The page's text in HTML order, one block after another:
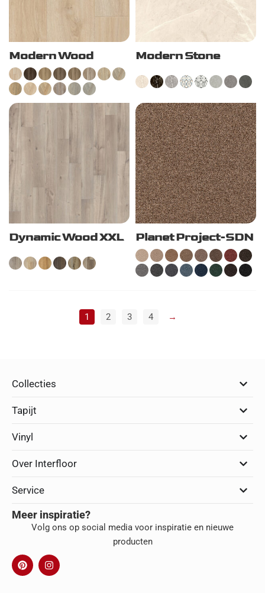
Modern Wood Modern Stone
Dynamic Wood XXL Planet Project-SDN
1 2 3 4 →
Collecties
Tapijt
Vinyl
Over Interfloor
Service
Meer inspiratie?
Volg ons op social media voor inspiratie en nieuwe
producten